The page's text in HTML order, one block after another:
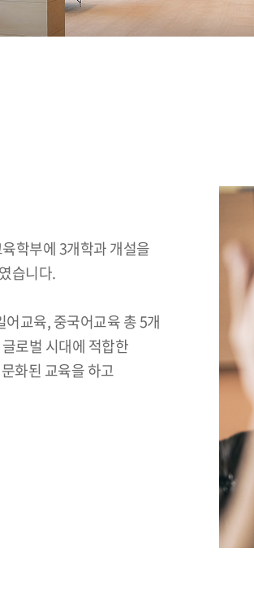
학부에 3개학과 개설을
습니다.
교육, 중국어교육 총 5개
로벌 시대에 적합한
화된 교육을 하고